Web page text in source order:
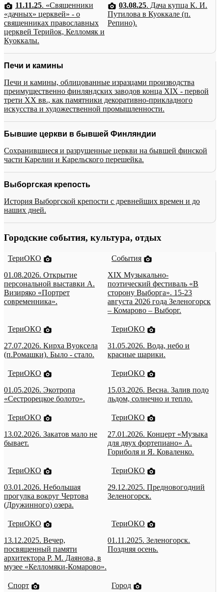
11.11.25. «Священники
«дачных» церквей» - о
священниках православных
церквей Терийок, Келломяк и
Куоккалы.
03.08.25. Дача купца К. И.
Путилова в Куоккале (п.
Репино).
Печи и камины
Печи и камины, облицованные изразцами производства
преимущественно финляндских заводов конца XIX - первой
трети XX вв., как памятники декоративно-прикладного
искусства и художественной промышленности.
Бывшие церкви в бывшей Финляндии
Сохранившиеся и разрушенные церкви на бывшей финской
части Карелии и Карельского перешейка.
Выборгская крепость
История Выборгской крепости с древнейших времен и до
наших дней.
Городские события, культура, отдых
ТериОКО
01.08.2026. Открытие
персональной выставки А.
Визиряко «Портрет
современника».
События
XIX Музыкально-
поэтический фестиваль «В
сторону Выборга». 15-23
августа 2026 года Зеленогорск
– Комарово – Выборг.
ТериОКО
27.07.2026. Кирха Вуоксела
(п.Ромашки). Было - стало.
ТериОКО
31.05.2026. Вода, небо и
красные шарики.
ТериОКО
01.05.2026. Экотропа
«Сестрорецкое болото».
ТериОКО
15.03.2026. Весна. Залив подо
льдом, солнечно и тепло.
ТериОКО
13.02.2026. Закатов мало не
бывает.
ТериОКО
27.01.2026. Концерт «Музыка
для двух фортепиано» А.
Гориболя и Я. Коваленко.
ТериОКО
03.01.2026. Небольшая
прогулка вокруг Чертова
(Дружинного) озера.
ТериОКО
29.12.2025. Предновогодний
Зеленогорск.
ТериОКО
13.12.2025. Вечер,
посвященный памяти
архитектора Р. М. Даянова, в
музее «Келломяки-Комарово».
ТериОКО
01.11.2025. Зеленогорск.
Поздняя осень.
Спорт
Город